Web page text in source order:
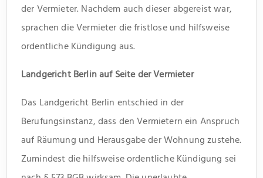
der Vermieter. Nachdem auch dieser abgereist war,
sprachen die Vermieter die fristlose und hilfsweise
ordentliche Kündigung aus.
Landgericht Berlin auf Seite der Vermieter
Das Landgericht Berlin entschied in der
Berufungsinstanz, dass den Vermietern ein Anspruch
auf Räumung und Herausgabe der Wohnung zustehe.
Zumindest die hilfsweise ordentliche Kündigung sei